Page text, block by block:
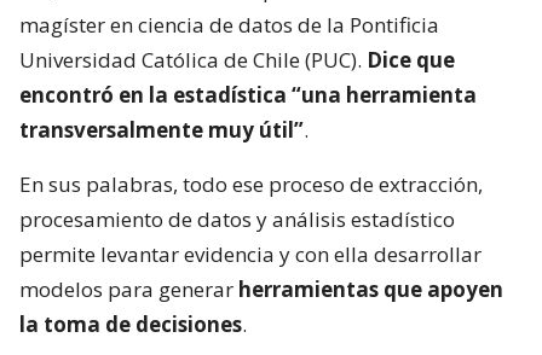
magíster en ciencia de datos de la Pontificia
Universidad Católica de Chile (PUC). Dice que
encontró en la estadística “una herramienta
transversalmente muy útil”.
En sus palabras, todo ese proceso de extracción,
procesamiento de datos y análisis estadístico
permite levantar evidencia y con ella desarrollar
modelos para generar herramientas que apoyen
la toma de decisiones.